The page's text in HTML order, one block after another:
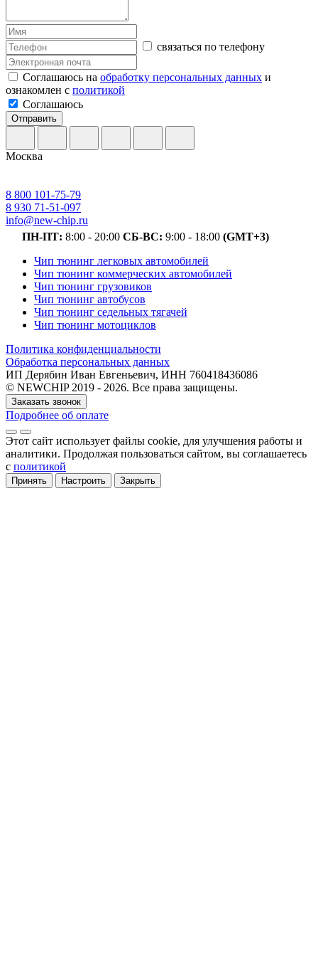
связаться по телефону
Соглашаюсь на обработку персональных данных и
ознакомлен с политикой
Соглашаюсь
Отправить
Москва
8 800 101-75-79
8 930 71-51-097
info@new-chip.ru
ПН-ПТ: 8:00 - 20:00 СБ-ВС: 9:00 - 18:00 (GMT+3)
Чип тюнинг легковых автомобилей
Чип тюнинг коммерческих автомобилей
Чип тюнинг грузовиков
Чип тюнинг автобусов
Чип тюнинг седельных тягачей
Чип тюнинг мотоциклов
Политика конфиденциальности
Обработка персональных данных
ИП Дерябин Иван Евгеньевич, ИНН 760418436086
© NEWCHIP 2019 - 2026. Все права защищены.
Заказать звонок
Подробнее об оплате
Этот сайт использует файлы cookie, для улучшения работы и
аналитики. Продолжая пользоваться сайтом, вы соглашаетесь
с политикой
Принять Настроить Закрыть